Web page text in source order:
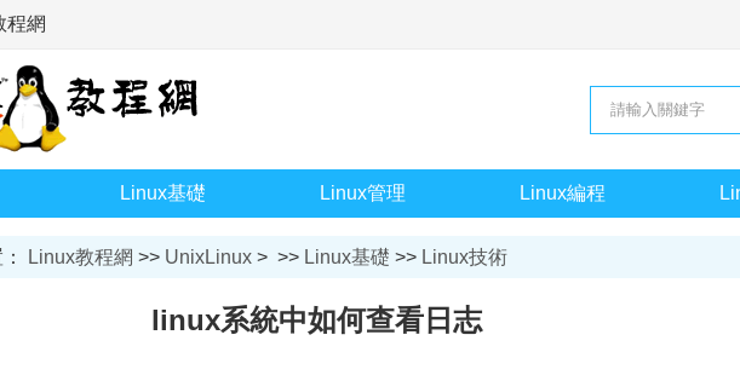
程網
Linux基礎 Linux管理 Linux編程
Linux教程網 >> UnixLinux > >> Linux基礎 >> Linux技術
linux系統中如何查看日志